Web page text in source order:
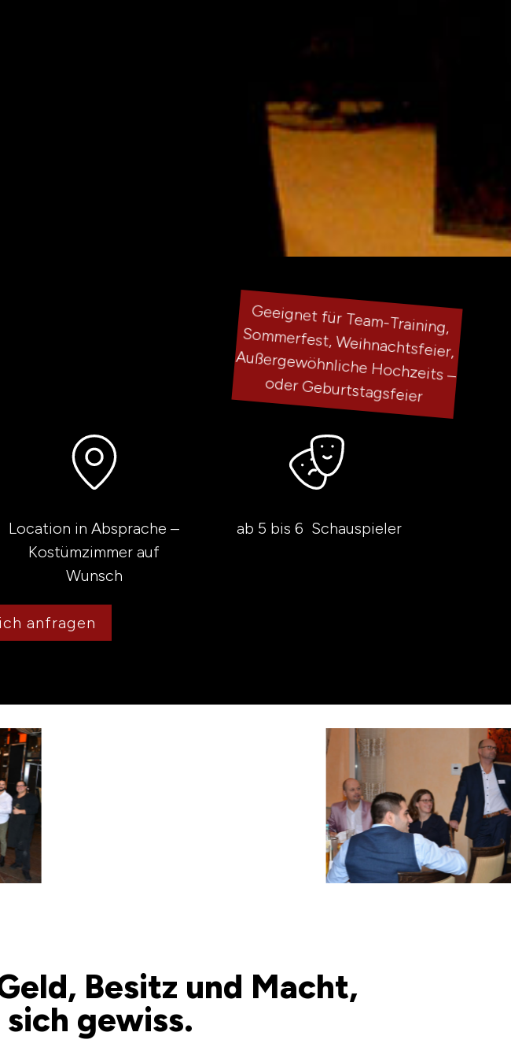
Geeignet für Team-Training,
Sommerfest, Weihnachtsfeier,
Außergewöhnliche Hochzeits –
oder Geburtstagsfeier
Location in Absprache –
Kostümzimmer auf
Wunsch
ab 5 bis 6 Schauspieler
anfragen
Besitz und Macht,
gewiss.